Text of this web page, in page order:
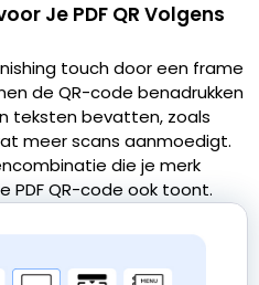
Je PDF QR Volgens
touch door een frame
de QR-code benadrukken
teksten bevatten, zoals
meer scans aanmoedigt.
die je merk
PDF QR-code ook toont.